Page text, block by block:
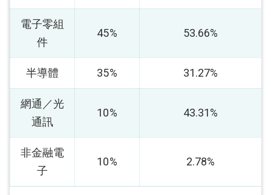
電子零組
件
45% 53.66%
半導體 35% 31.27%
網通／光
通訊
10% 43.31%
非金融電
子
10% 2.78%